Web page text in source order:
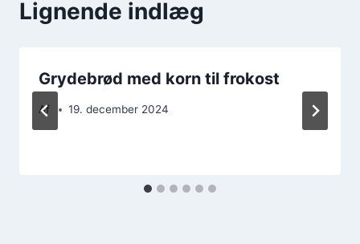
Lignende indlæg
Grydebrød med korn til frokost
Af 19. december 2024